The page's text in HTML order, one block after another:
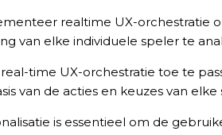
realtime UX-orchestratie
van elke individuele speler te
time UX-orchestratie toe te
van de acties en keuzes van
is essentieel om de